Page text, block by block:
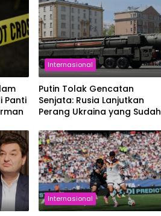
Panti
Internasional
Putin Tolak Gencatan
Senjata: Rusia Lanjutkan
Perang Ukraina yang Sudah
Internasional